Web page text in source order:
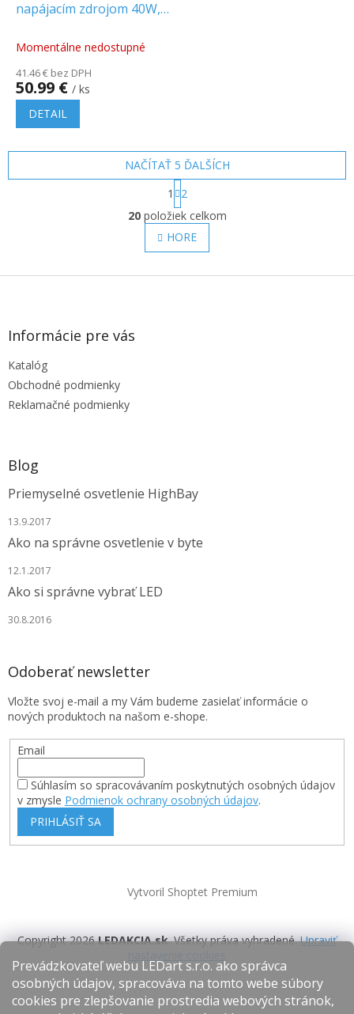
Prevádzkovateľ webu LEDart s.r.o. ako správca
osobných údajov, spracováva na tomto webe súbory
cookies pre zlepšovanie prostredia webových stránok,
napájacím zdrojom 40W,
Momentálne nedostupné
41.46 € bez DPH
50.99 € / ks
DETAIL
O
v
l
á
a
u
NAČÍTAŤ 5 ĎALŠÍCH
S
t
r
á
n
k
v
1
2
20položiek celkom
HORE
Z
Informácie pre vás
Katalóg
Obchodné podmienky
Reklamačné podmienky
Blog
Priemyselné osvetlenie HighBay
13.9.2017
Ako na správne osvetlenie v byte
12.1.2017
Ako si správne vybrať LED
30.8.2016
Odoberať newsletter
Vložte svoj e-mail a my Vám budeme zasielať informácie o
nových produktoch na našom e-shope.
Email
Súhlasím so spracovávaním poskytnutých osobných údajov
v zmysle Podmienok ochrany osobných údajov.
PRIHLÁSIŤ SA
Vytvoril Shoptet Premium
Copyright 2026LEDAKCIA.sk. Všetky práva vyhradené.Upraviť